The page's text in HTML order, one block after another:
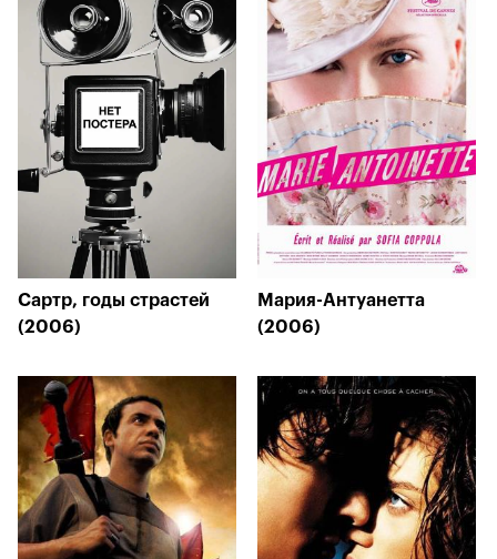
Сартр, годы страстей
(2006)
Мария-Антуанетта
(2006)